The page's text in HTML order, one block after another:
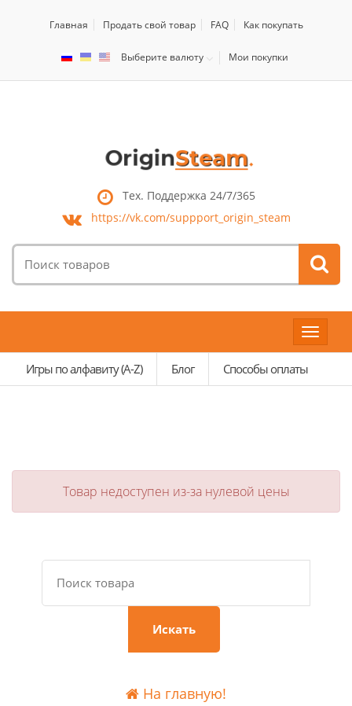
Главная Продать свой товар FAQ Как покупать
Выберите валюту Мои покупки
Тех. Поддержка 24/7/365
https://vk.com/suppport_origin_steam
товаров:
Toggle
Игры по алфавиту (A-Z)
Блог Способы оплаты
Товар недоступен из-за нулевой цены
Искать
На главную!